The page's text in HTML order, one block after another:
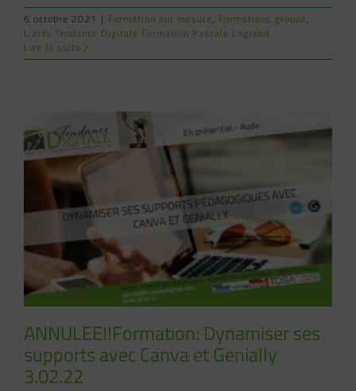
6 octobre 2021 | Formation sur mesure, Formations groupe,
L'actu Tendance Digitale Formation Pascale Legrand
Lire la suite
ANNULEE!!Formation: Dynamiser ses
supports avec Canva et Genially
3.02.22